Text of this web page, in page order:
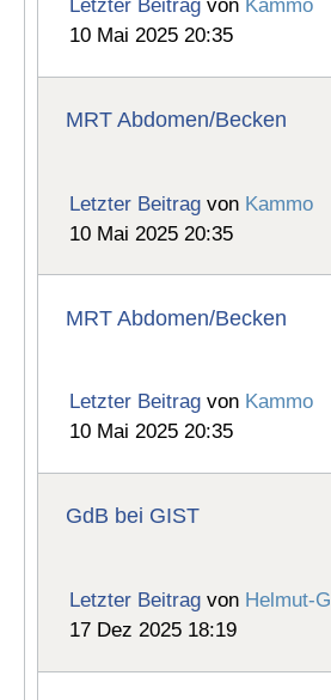
Letzter Beitrag von Kammo
10 Mai 2025 20:35
MRT Abdomen/Becken
Letzter Beitrag von Kammo
10 Mai 2025 20:35
MRT Abdomen/Becken
Letzter Beitrag von Kammo
10 Mai 2025 20:35
GdB bei GIST
Letzter Beitrag von Helmut-G
17 Dez 2025 18:19